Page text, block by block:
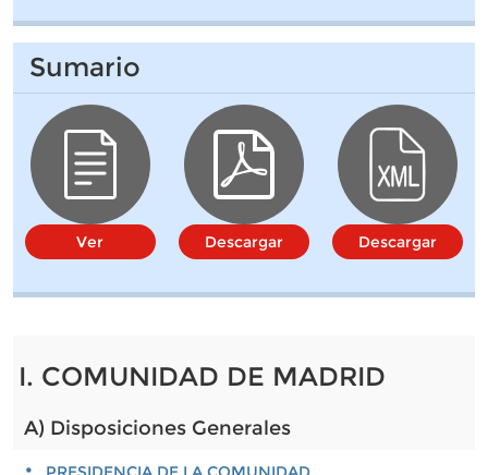
Sumario
Ver Descargar Descargar
I. COMUNIDAD DE MADRID
A) Disposiciones Generales